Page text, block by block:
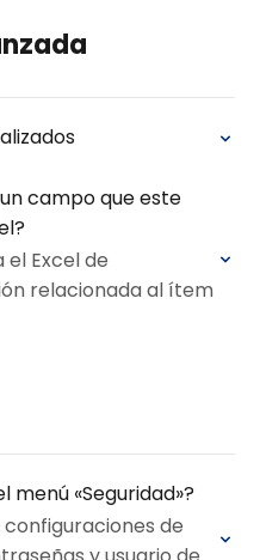
campo que este
Excel de
relacionada al ítem
menú «Seguridad»?
de